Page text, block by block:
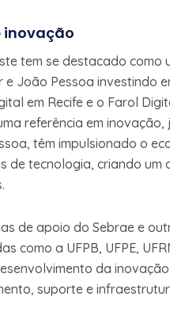
inovação
tem se destacado como
e João Pessoa investindo
em Recife e o Farol
referência em
têm impulsionado o
de tecnologia, criando
de apoio do Sebrae e
como a UFPB, UFPE,
da
suporte e